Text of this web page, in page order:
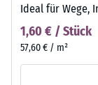
Ideal für Wege,
1,60 € / Stück
57,60 € / m²